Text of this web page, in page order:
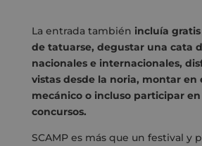
La entrada también incluía
de tatuarse, degustar una cata
nacionales e internacionales,
vistas desde la noria, montar en
mecánico o incluso participar
concursos.
SCAMP es más que un festival y